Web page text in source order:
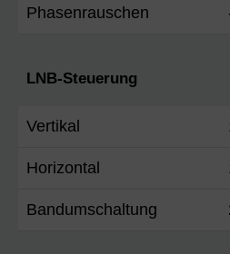
Phasenrauschen
LNB-Steuerung
Vertikal
Horizontal
Bandumschaltung